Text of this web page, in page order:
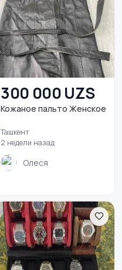
300 000 UZS
Кожаное пальто Женское
Ташкент
2 недели назад
Олеся